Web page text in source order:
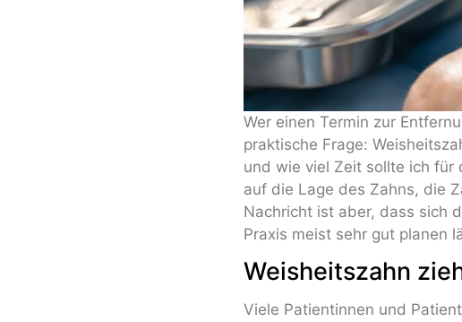
Wer einen Termin zur
praktische Frage:
und wie viel Zeit sollte ich für
auf die Lage des Zahns, die
Nachricht ist aber, dass sich
Praxis meist sehr gut planen
Weisheitszahn
Viele Patientinnen und